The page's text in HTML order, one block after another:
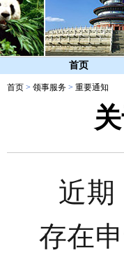
首页
首页 > 领事服务 > 重要通知
近
存在